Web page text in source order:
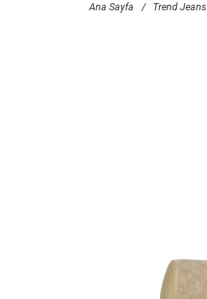
Ana Sayfa / Trend Jeans